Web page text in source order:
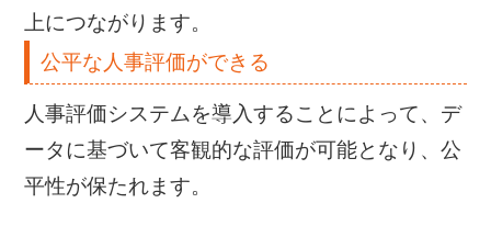
上につながります。
公平な人事評価ができる
人事評価システムを導入することによって、デ
ータに基づいて客観的な評価が可能となり、公
平性が保たれます。